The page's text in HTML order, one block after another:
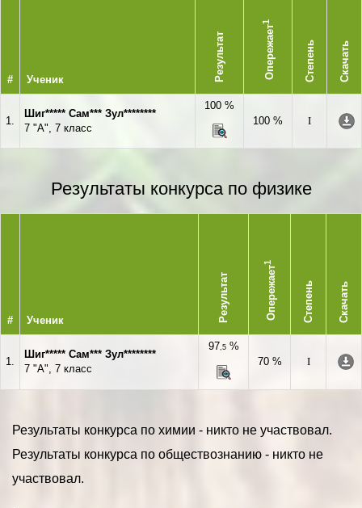
# Ученик Результат Опережает
1
Степень Скачать
1.
Шиг***** Сам*** Зул********
7 "А", 7 класс
100 %
100 %
I
Результаты конкурса по физике
# Ученик Результат Опережает
1
Степень Скачать
1.
Шиг***** Сам*** Зул********
7 "А", 7 класс
97,5%
70 %
I
Результаты конкурса по химии - никто не участвовал.
Результаты конкурса по обществознанию - никто не
участвовал.